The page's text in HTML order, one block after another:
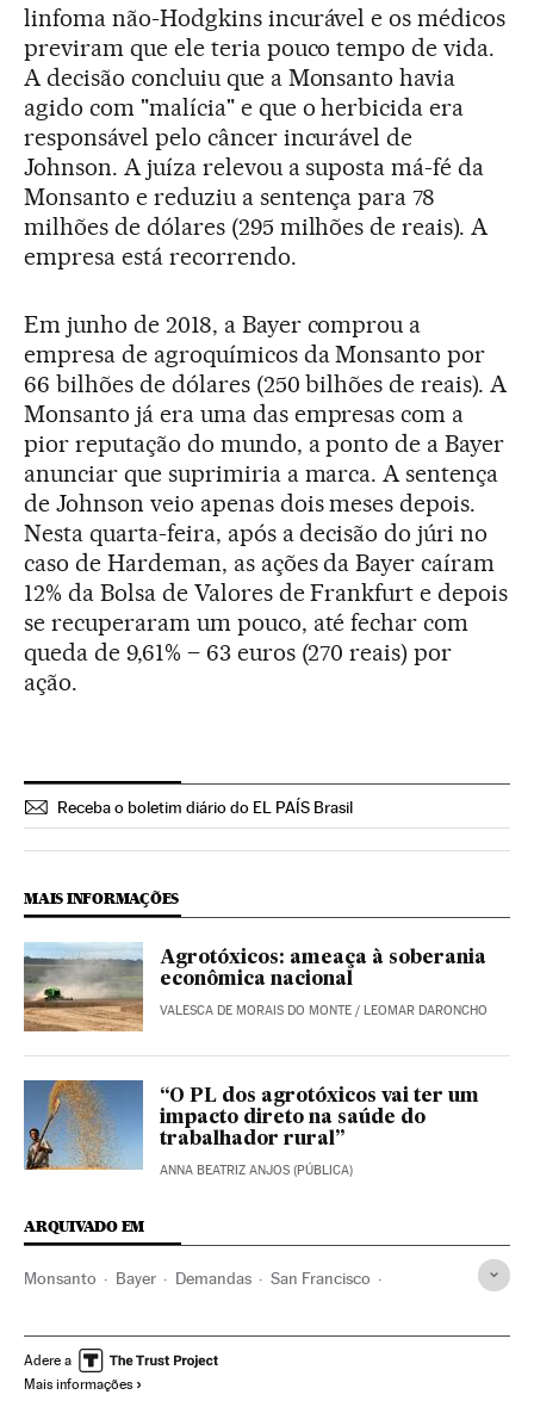
linfoma não-Hodgkins incurável e os médicos
previram que ele teria pouco tempo de vida.
A decisão concluiu que a Monsanto havia
agido com "malícia" e que o herbicida era
responsável pelo câncer incurável de
Johnson. A juíza relevou a suposta má-fé da
Monsanto e reduziu a sentença para 78
milhões de dólares (295 milhões de reais). A
empresa está recorrendo.
Em junho de 2018, a Bayer comprou a
empresa de agroquímicos da Monsanto por
66 bilhões de dólares (250 bilhões de reais). A
Monsanto já era uma das empresas com a
pior reputação do mundo, a ponto de a Bayer
anunciar que suprimiria a marca. A sentença
de Johnson veio apenas dois meses depois.
Nesta quarta-feira, após a decisão do júri no
caso de Hardeman, as ações da Bayer caíram
12% da Bolsa de Valores de Frankfurt e depois
se recuperaram um pouco, até fechar com
queda de 9,61% – 63 euros (270 reais) por
ação.
Receba o boletim diário do EL PAÍS Brasil
MAIS INFORMAÇÕES
Agrotóxicos: ameaça à soberania
econômica nacional
VALESCA DE MORAIS DO MONTE / LEOMAR DARONCHO
“O PL dos agrotóxicos vai ter um
impacto direto na saúde do
trabalhador rural”
ANNA BEATRIZ ANJOS (PÚBLICA)
ARQUIVADO EM
Monsanto Bayer Demandas San Francisco
Doenças América Empresas
Processo judicial
Adere a
Mais informações